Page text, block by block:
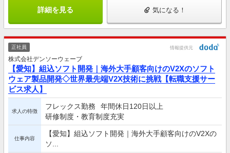
詳細を見る 気になる！
正社員 情報提供元
株式会社デンソーウェーブ
【愛知】組込ソフト開発｜海外大手顧客向けのV2Xのソフト
ウェア製品開発◇世界最先端V2X技術に挑戦【転職支援サー
ビス求人】
求人の特徴
フレックス勤務
年間休日120日以上
研修制度・教育制度充実
仕事内容
【愛知】組込ソフト開発｜海外大手顧客向けのV2Xの
ソ...